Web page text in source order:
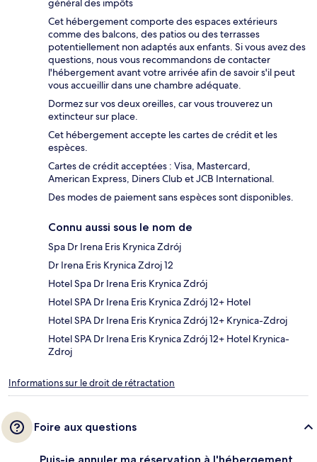
général des impôts
Cet hébergement comporte des espaces extérieurs
comme des balcons, des patios ou des terrasses
potentiellement non adaptés aux enfants. Si vous avez des
questions, nous vous recommandons de contacter
l'hébergement avant votre arrivée afin de savoir s'il peut
vous accueillir dans une chambre adéquate.
Dormez sur vos deux oreilles, car vous trouverez un
extincteur sur place.
Cet hébergement accepte les cartes de crédit et les
espèces.
Cartes de crédit acceptées : Visa, Mastercard,
American Express, Diners Club et JCB International.
Des modes de paiement sans espèces sont disponibles.
Connu aussi sous le nom de
Spa Dr Irena Eris Krynica Zdrój
Dr Irena Eris Krynica Zdroj 12
Hotel Spa Dr Irena Eris Krynica Zdrój
Hotel SPA Dr Irena Eris Krynica Zdrój 12+ Hotel
Hotel SPA Dr Irena Eris Krynica Zdrój 12+ Krynica-Zdroj
Hotel SPA Dr Irena Eris Krynica Zdrój 12+ Hotel Krynica-
Zdroj
Informations sur le droit de rétractation
Foire aux questions